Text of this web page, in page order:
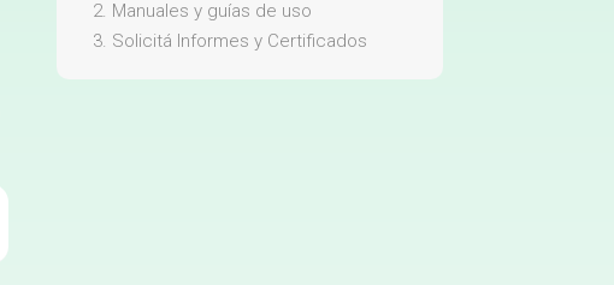
2. Manuales y guías de uso
3. Solicitá Informes y Certificados